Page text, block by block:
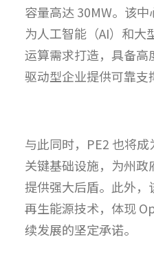
容量高达 30MW。该
为人工智能（AI）和大
运算需求打造，具备
驱动型企业提供可靠支
与此同时，PE2 也将
关键基础设施，为州
提供强大后盾。此外
再生能源技术，体现
续发展的坚定承诺。